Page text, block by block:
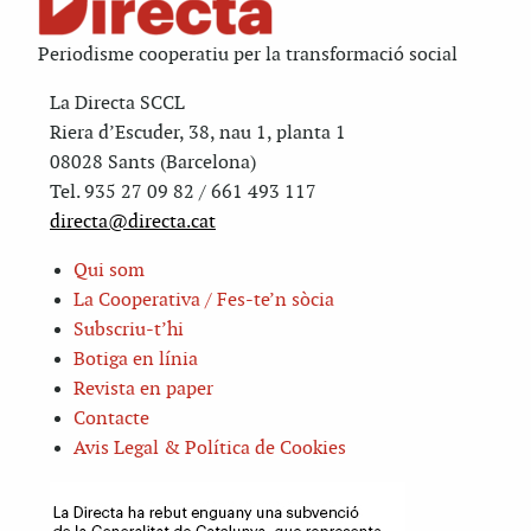
Periodisme cooperatiu per la transformació social
La Directa SCCL
Riera d’Escuder, 38, nau 1, planta 1
08028 Sants (Barcelona)
Tel. 935 27 09 82 / 661 493 117
directa@directa.cat
Qui som
La Cooperativa / Fes-te’n sòcia
Subscriu-t’hi
Botiga en línia
Revista en paper
Contacte
Avis Legal & Política de Cookies